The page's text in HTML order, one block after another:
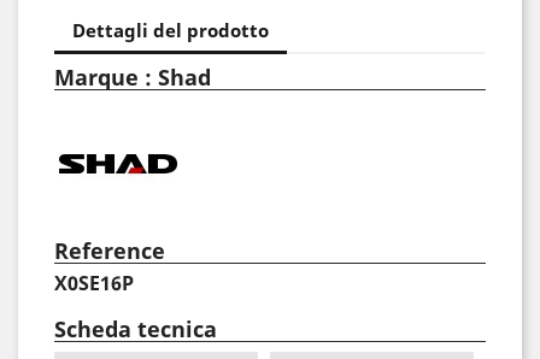
Dettagli del prodotto
Marque : Shad
Reference
X0SE16P
Scheda tecnica